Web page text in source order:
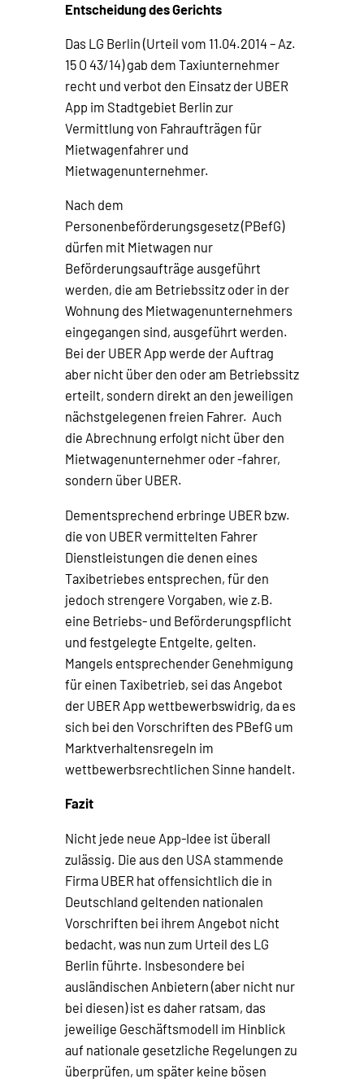
Entscheidung des Gerichts
Das LG Berlin (Urteil vom 11.04.2014 – Az.
15 O 43/14) gab dem Taxiunternehmer
recht und verbot den Einsatz der UBER
App im Stadtgebiet Berlin zur
Vermittlung von Fahraufträgen für
Mietwagenfahrer und
Mietwagenunternehmer.
Nach dem
Personenbeförderungsgesetz (PBefG)
dürfen mit Mietwagen nur
Beförderungsaufträge ausgeführt
werden, die am Betriebssitz oder in der
Wohnung des Mietwagenunternehmers
eingegangen sind, ausgeführt werden.
Bei der UBER App werde der Auftrag
aber nicht über den oder am Betriebssitz
erteilt, sondern direkt an den jeweiligen
nächstgelegenen freien Fahrer. Auch
die Abrechnung erfolgt nicht über den
Mietwagenunternehmer oder -fahrer,
sondern über UBER.
Dementsprechend erbringe UBER bzw.
die von UBER vermittelten Fahrer
Dienstleistungen die denen eines
Taxibetriebes entsprechen, für den
jedoch strengere Vorgaben, wie z.B.
eine Betriebs- und Beförderungspflicht
und festgelegte Entgelte, gelten.
Mangels entsprechender Genehmigung
für einen Taxibetrieb, sei das Angebot
der UBER App wettbewerbswidrig, da es
sich bei den Vorschriften des PBefG um
Marktverhaltensregeln im
wettbewerbsrechtlichen Sinne handelt.
Fazit
Nicht jede neue App-Idee ist überall
zulässig. Die aus den USA stammende
Firma UBER hat offensichtlich die in
Deutschland geltenden nationalen
Vorschriften bei ihrem Angebot nicht
bedacht, was nun zum Urteil des LG
Berlin führte. Insbesondere bei
ausländischen Anbietern (aber nicht nur
bei diesen) ist es daher ratsam, das
jeweilige Geschäftsmodell im Hinblick
auf nationale gesetzliche Regelungen zu
überprüfen, um später keine bösen